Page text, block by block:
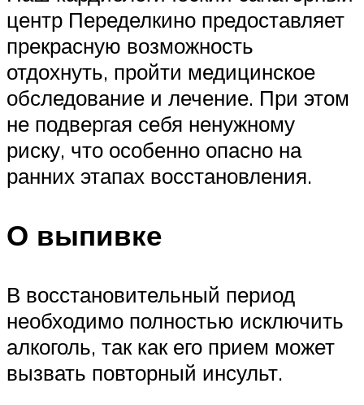
центр Переделкино предоставляет
прекрасную возможность
отдохнуть, пройти медицинское
обследование и лечение. При этом
не подвергая себя ненужному
риску, что особенно опасно на
ранних этапах восстановления.
О выпивке
В восстановительный период
необходимо полностью исключить
алкоголь, так как его прием может
вызвать повторный инсульт.